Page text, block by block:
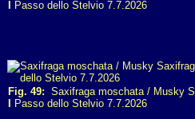
Passo dello Stelvio 7.7.2026
Fig. 49: Saxifraga moschata / Musky
Passo dello Stelvio 7.7.2026